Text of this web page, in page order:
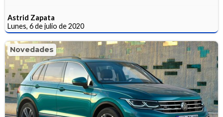
Astrid Zapata
Lunes, 6 de julio de 2020
Novedades